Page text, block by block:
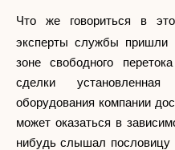
Что же говориться в
эксперты службы пришли
зоне свободного
сделки
оборудования компании
может оказаться в
нибудь слышал пословицу